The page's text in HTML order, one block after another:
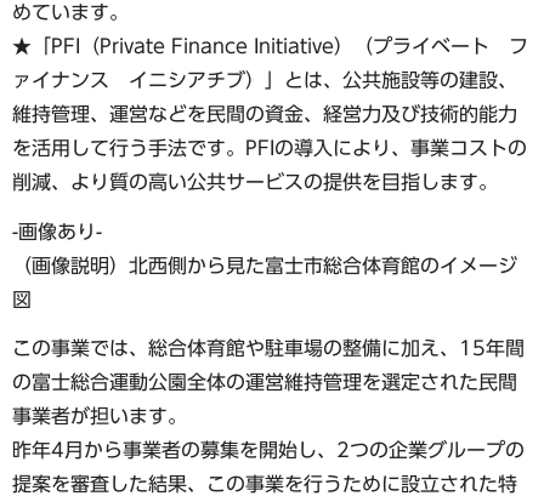
めています。
★「PFI（Private Finance Initiative）（プライベート フ
ァイナンス イニシアチブ）」とは、公共施設等の建設、
維持管理、運営などを民間の資金、経営力及び技術的能力
を活用して行う手法です。PFIの導入により、事業コストの
削減、より質の高い公共サービスの提供を目指します。
-画像あり-
（画像説明）北西側から見た富士市総合体育館のイメージ
図
この事業では、総合体育館や駐車場の整備に加え、15年間
の富士総合運動公園全体の運営維持管理を選定された民間
事業者が担います。
昨年4月から事業者の募集を開始し、2つの企業グループの
提案を審査した結果、この事業を行うために設立された特